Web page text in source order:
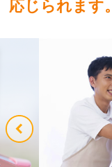
応じられます。